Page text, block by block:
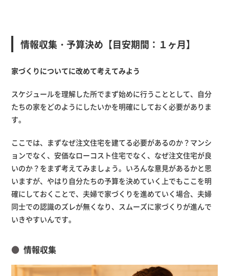
情報収集・予算決め【目安期間：１ヶ月】
家づくりについてに改めて考えてみよう
スケジュールを理解した所でまず始めに行うこととして、自分
たちの家をどのようにしたいかを明確にしておく必要がありま
す。
ここでは、まずなぜ注文住宅を建てる必要があるのか？マンシ
ョンでなく、安価なローコスト住宅でなく、なぜ注文住宅が良
いのか？をまず考えてみましょう。いろんな意見があるかと思
いますが、やはり自分たちの予算を決めていく上でもここを明
確にしておくことで、夫婦で家づくりを進めていく場合、夫婦
同士での認識のズレが無くなり、スムーズに家づくりが進んで
いきやすいんです。
情報収集